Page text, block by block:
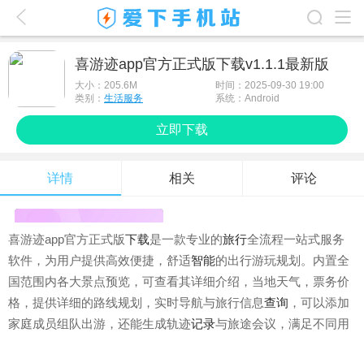
应用排行榜
最新游戏
最新应用
手机使用
游戏攻略
喜游迹app官方正式版下载v1.1.1最新版
大小： 205.6M
时间：2025-09-30 19:00
类别： 生活服务 系统：Android
立即下载
详情 相关 评论
喜游迹app官方正式版下载是一款专业的旅行全流程一站式服务
软件，为用户提供高效便捷，舒适智能的出行游玩规划。内置全
国范围内各大景点预览，可查看其详细介绍，当地天气，票务价
格，提供详细的路线规划，实时导航与旅行信息查询 ，可以添加
家庭成员组队出游，还能生成轨迹记录与旅途会议，满足不同用